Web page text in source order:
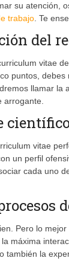
su atención,
trabajo. Te
del
vitae
puntos,
llamar la
arrogante.
vitae
un perfil
cada uno
Pero lo
máxima
también la